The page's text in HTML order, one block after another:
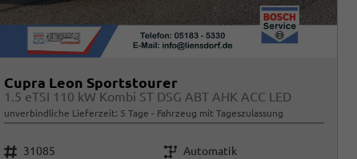
Cupra Leon Sportstourer
1.5 eTSI 110 kW Kombi ST DSG ABT AHK ACC LED
unverbindliche Lieferzeit: 5 Tage Fahrzeug mit Tageszulassung
Fahrzeugnr. 31085 Getriebe Automatik